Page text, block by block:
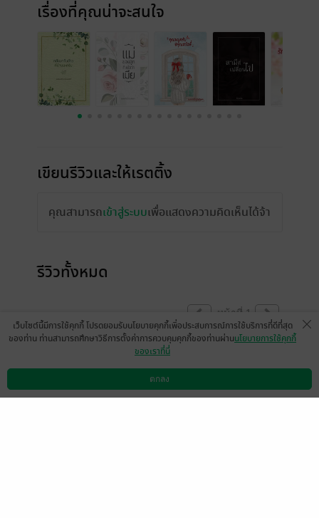
เรื่องที่คุณน่าจะสนใจ
เขียนรีวิวและให้เรตติ้ง
คุณสามารถเข้าสู่ระบบเพื่อแสดงความคิดเห็นได้จ้า
รีวิวทั้งหมด
หน้าที่ 1
4 พ.ย. 256315:33 น.
ดาวน์โหลดแอป วิธีการใช้งาน ติดต่อเรา
เว็บไซต์นี้มีการใช้คุกกี้ โปรดยอมรับนโยบายคุกกี้เพื่อประสบการณ์การใช้บริการที่ดีที่สุด
ของท่าน ท่านสามารถศึกษาวิธีการตั้งค่าการควบคุมคุกกี้ของท่านผ่านนโยบายการใช้คุกกี้
ของเราที่นี่
ตกลง